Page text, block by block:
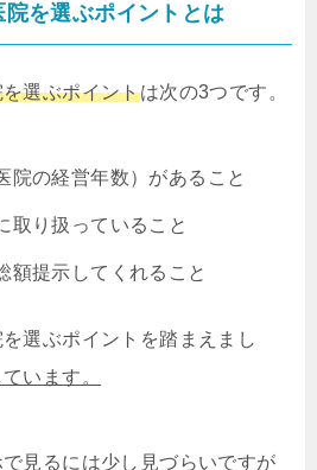
を選ぶポイントとは
選ぶポイントは次の3つです。
院の経営年数）があること
取り扱っていること
額提示してくれること
選ぶポイントを踏まえまし
います。
見るには少し見づらいですが